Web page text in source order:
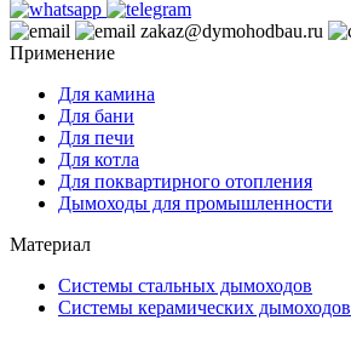
zakaz@dymohodbau.ru
Применение
Для камина
Для бани
Для печи
Для котла
Для поквартирного отопления
Дымоходы для промышленности
Материал
Системы стальных дымоходов
Системы керамических дымоходов